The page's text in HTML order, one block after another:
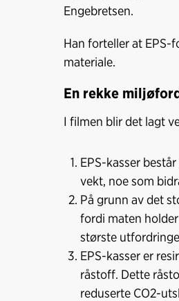
Engebretsen.
Han forteller at EPS-
materiale.
En rekke
I filmen blir det lagt
EPS-kasser
vekt, noe som
På grunn av det
fordi maten
største
EPS-kasser er
råstoff. Dette
reduserte CO2-